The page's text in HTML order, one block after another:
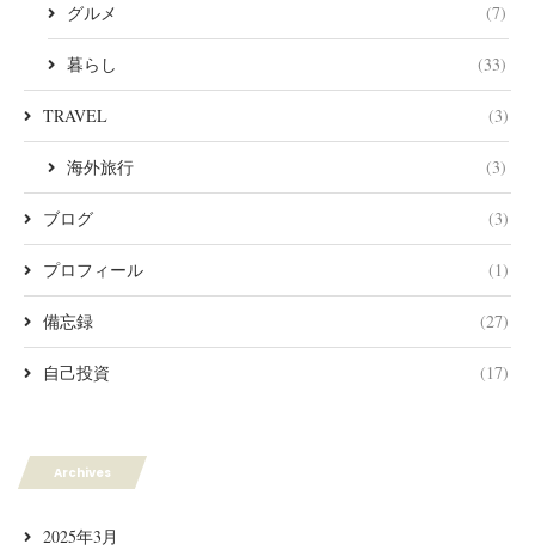
グルメ (7)
暮らし (33)
TRAVEL (3)
海外旅行 (3)
ブログ (3)
プロフィール (1)
備忘録 (27)
自己投資 (17)
Archives
2025年3月